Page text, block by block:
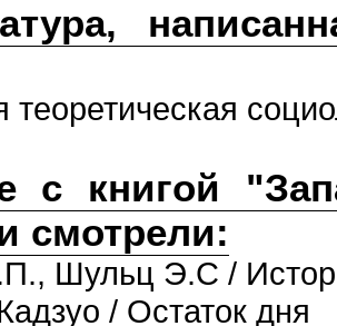
теоретическая
с книгой
смотрели:
Шульц Э.С /
/ Остаток дня